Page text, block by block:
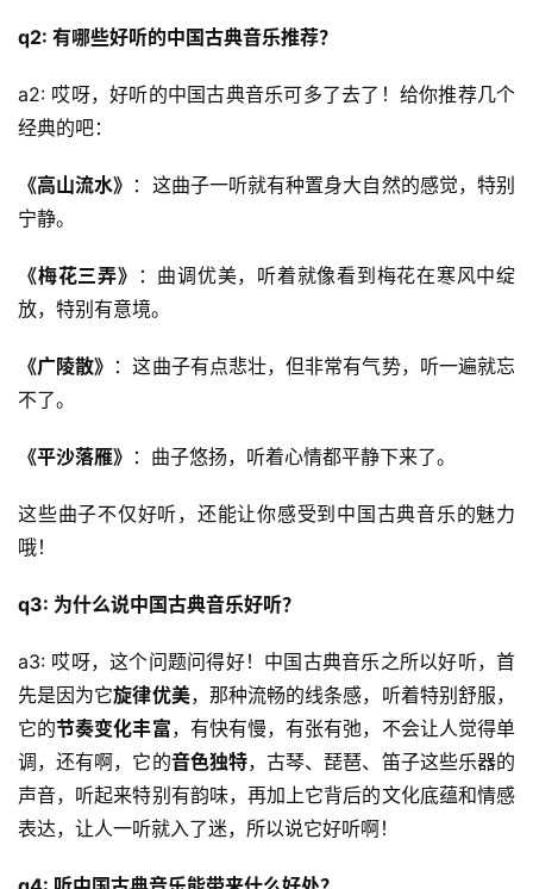
q2: 有哪些好听的中国古典音乐推荐？
a2: 哎呀，好听的中国古典音乐可多了去了！给你推荐几个
经典的吧：
《高山流水》 ：这曲子一听就有种置身大自然的感觉，特别
宁静。
《梅花三弄》 ：曲调优美，听着就像看到梅花在寒风中绽
放，特别有意境。
《广陵散》 ：这曲子有点悲壮，但非常有气势，听一遍就忘
不了。
《平沙落雁》 ：曲子悠扬，听着心情都平静下来了。
这些曲子不仅好听，还能让你感受到中国古典音乐的魅力
哦！
q3: 为什么说中国古典音乐好听？
a3: 哎呀，这个问题问得好！中国古典音乐之所以好听，首
先是因为它旋律优美，那种流畅的线条感，听着特别舒服，
它的节奏变化丰富，有快有慢，有张有弛，不会让人觉得单
调，还有啊，它的音色独特，古琴、琵琶、笛子这些乐器的
声音，听起来特别有韵味，再加上它背后的文化底蕴和情感
表达，让人一听就入了迷，所以说它好听啊！